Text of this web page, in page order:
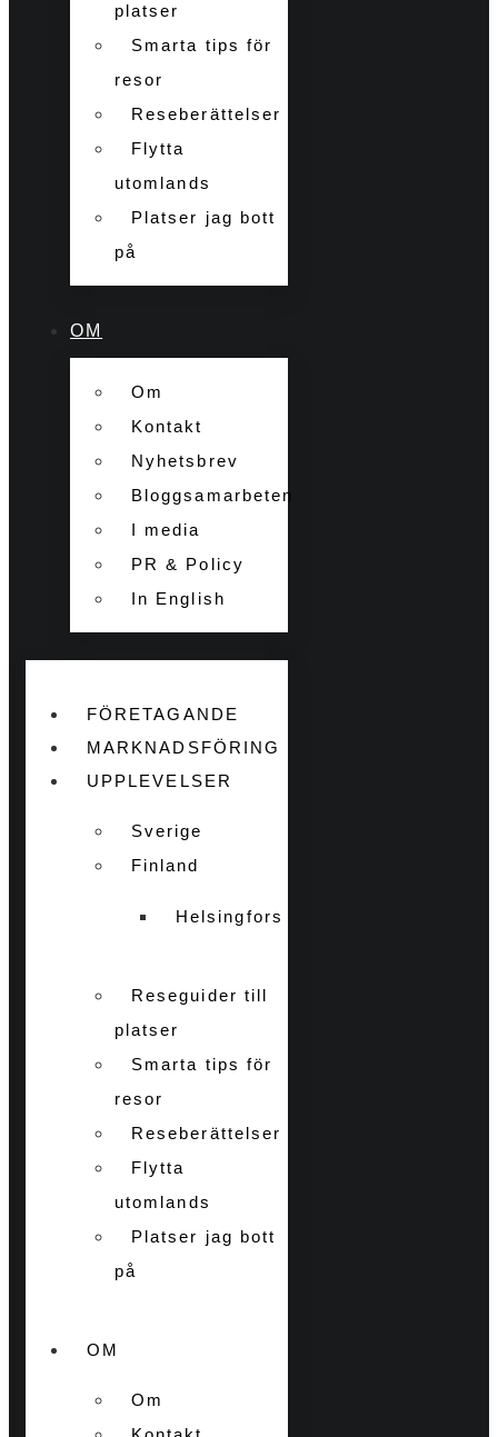
platser
Smarta tips för
resor
Reseberättelser
Flytta
utomlands
Platser jag bott
på
OM
Om
Kontakt
Nyhetsbrev
Bloggsamarbeten
I media
PR & Policy
In English
FÖRETAGANDE
MARKNADSFÖRING
UPPLEVELSER
Sverige
Finland
Helsingfors
Reseguider till
platser
Smarta tips för
resor
Reseberättelser
Flytta
utomlands
Platser jag bott
på
OM
Om